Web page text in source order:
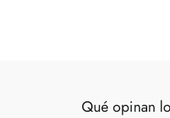
Qué opinan